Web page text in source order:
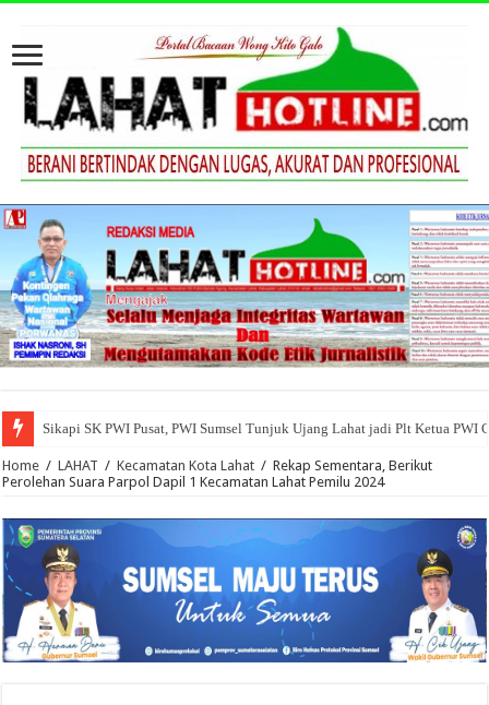
Sikapi SK PWI Pusat, PWI Sumsel Tunjuk Ujang Lahat jadi Plt Ketua PWI
Home / LAHAT / Kecamatan Kota Lahat / Rekap Sementara, Berikut
Perolehan Suara Parpol Dapil 1 Kecamatan Lahat Pemilu 2024